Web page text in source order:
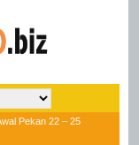
Pekan 22 – 25